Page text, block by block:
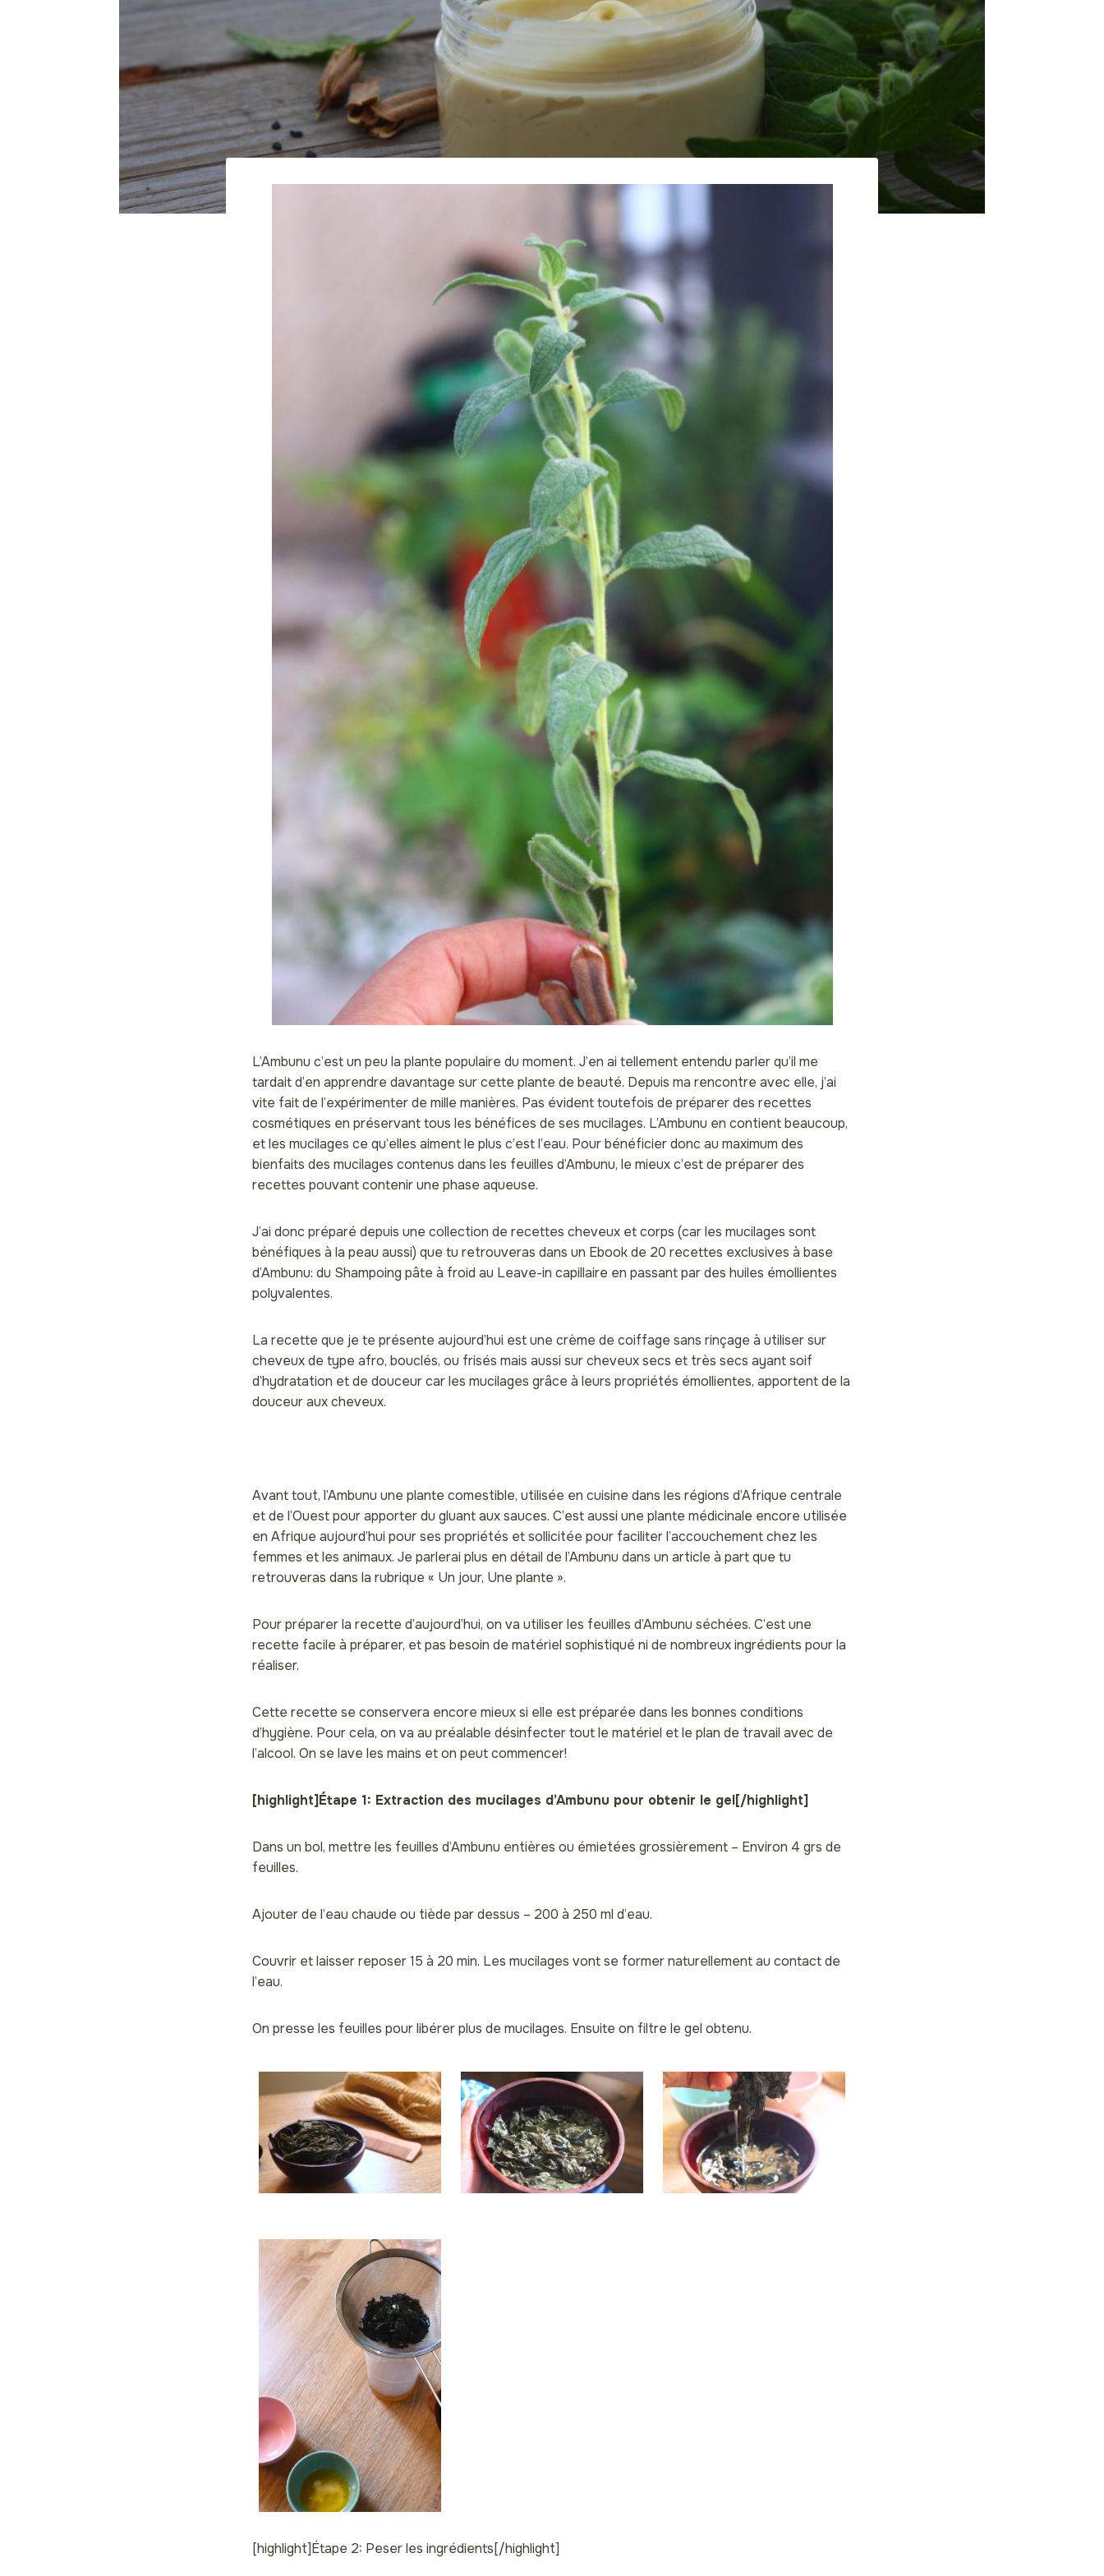
L’Ambunu c’est un peu la plante populaire du moment. J’en ai tellement entendu parler qu’il me
tardait d’en apprendre davantage sur cette plante de beauté. Depuis ma rencontre avec elle, j’ai
vite fait de l’expérimenter de mille manières. Pas évident toutefois de préparer des recettes
cosmétiques en préservant tous les bénéfices de ses mucilages. L’Ambunu en contient beaucoup,
et les mucilages ce qu’elles aiment le plus c’est l’eau. Pour bénéficier donc au maximum des
bienfaits des mucilages contenus dans les feuilles d’Ambunu, le mieux c’est de préparer des
recettes pouvant contenir une phase aqueuse.
J’ai donc préparé depuis une collection de recettes cheveux et corps (car les mucilages sont
bénéfiques à la peau aussi) que tu retrouveras dans un Ebook de 20 recettes exclusives à base
d’Ambunu: du Shampoing pâte à froid au Leave-in capillaire en passant par des huiles émollientes
polyvalentes.
La recette que je te présente aujourd’hui est une crème de coiffage sans rinçage à utiliser sur
cheveux de type afro, bouclés, ou frisés mais aussi sur cheveux secs et très secs ayant soif
d’hydratation et de douceur car les mucilages grâce à leurs propriétés émollientes, apportent de la
douceur aux cheveux.
Avant tout, l’Ambunu une plante comestible, utilisée en cuisine dans les régions d’Afrique centrale
et de l’Ouest pour apporter du gluant aux sauces. C’est aussi une plante médicinale encore utilisée
en Afrique aujourd’hui pour ses propriétés et sollicitée pour faciliter l’accouchement chez les
femmes et les animaux. Je parlerai plus en détail de l’Ambunu dans un article à part que tu
retrouveras dans la rubrique « Un jour, Une plante ».
Pour préparer la recette d’aujourd’hui, on va utiliser les feuilles d’Ambunu séchées. C’est une
recette facile à préparer, et pas besoin de matériel sophistiqué ni de nombreux ingrédients pour la
réaliser.
Cette recette se conservera encore mieux si elle est préparée dans les bonnes conditions
d’hygiène. Pour cela, on va au préalable désinfecter tout le matériel et le plan de travail avec de
l’alcool. On se lave les mains et on peut commencer!
[highlight]Étape 1: Extraction des mucilages d’Ambunu pour obtenir le gel[/highlight]
Dans un bol, mettre les feuilles d’Ambunu entières ou émietées grossièrement – Environ 4 grs de
feuilles.
Ajouter de l’eau chaude ou tiède par dessus – 200 à 250 ml d’eau.
Couvrir et laisser reposer 15 à 20 min. Les mucilages vont se former naturellement au contact de
l’eau.
On presse les feuilles pour libérer plus de mucilages. Ensuite on filtre le gel obtenu.
[highlight]Étape 2: Peser les ingrédients[/highlight]